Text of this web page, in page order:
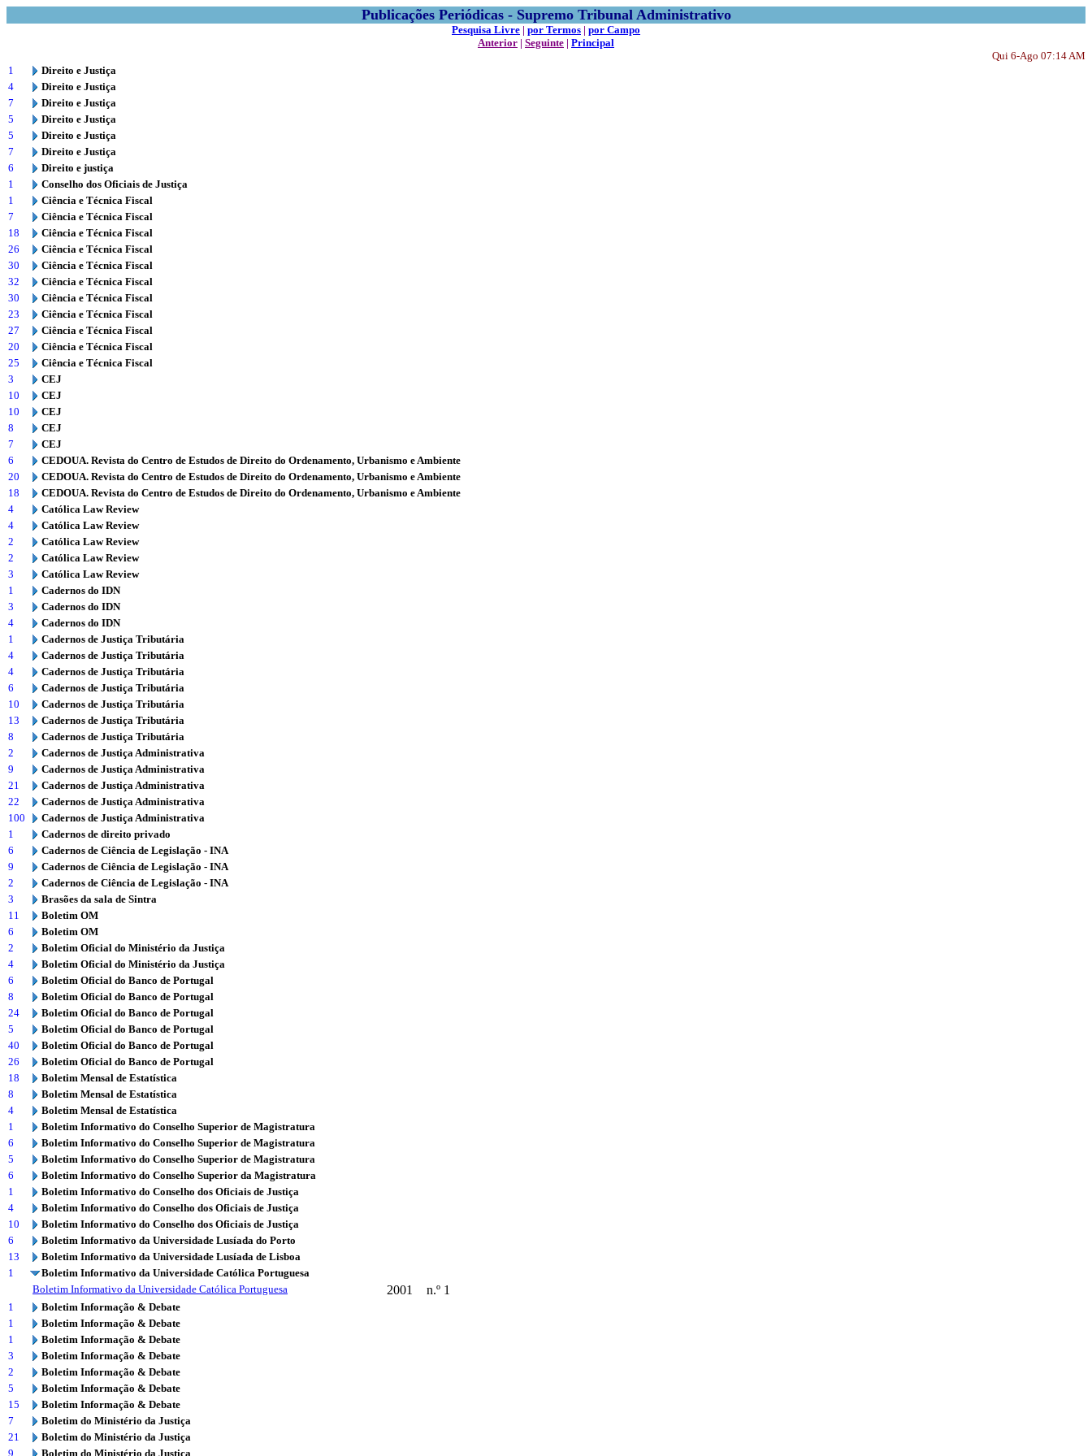
Publicações Periódicas - Supremo Tribunal Administrativo
Pesquisa Livre | por Termos | por Campo
Anterior | Seguinte | Principal
Qui 6-Ago 07:14 AM
1
Direito e Justiça
4
Direito e Justiça
7
Direito e Justiça
5
Direito e Justiça
5
Direito e Justiça
7
Direito e Justiça
6
Direito e justiça
1
Conselho dos Oficiais de Justiça
1
Ciência e Técnica Fiscal
7
Ciência e Técnica Fiscal
18
Ciência e Técnica Fiscal
26
Ciência e Técnica Fiscal
30
Ciência e Técnica Fiscal
32
Ciência e Técnica Fiscal
30
Ciência e Técnica Fiscal
23
Ciência e Técnica Fiscal
27
Ciência e Técnica Fiscal
20
Ciência e Técnica Fiscal
25
Ciência e Técnica Fiscal
3
CEJ
10
CEJ
10
CEJ
8
CEJ
7
CEJ
6
CEDOUA. Revista do Centro de Estudos de Direito do Ordenamento, Urbanismo e Ambiente
20
CEDOUA. Revista do Centro de Estudos de Direito do Ordenamento, Urbanismo e Ambiente
18
CEDOUA. Revista do Centro de Estudos de Direito do Ordenamento, Urbanismo e Ambiente
4
Católica Law Review
4
Católica Law Review
2
Católica Law Review
2
Católica Law Review
3
Católica Law Review
1
Cadernos do IDN
3
Cadernos do IDN
4
Cadernos do IDN
1
Cadernos de Justiça Tributária
4
Cadernos de Justiça Tributária
4
Cadernos de Justiça Tributária
6
Cadernos de Justiça Tributária
10
Cadernos de Justiça Tributária
13
Cadernos de Justiça Tributária
8
Cadernos de Justiça Tributária
2
Cadernos de Justiça Administrativa
9
Cadernos de Justiça Administrativa
21
Cadernos de Justiça Administrativa
22
Cadernos de Justiça Administrativa
100
Cadernos de Justiça Administrativa
1
Cadernos de direito privado
6
Cadernos de Ciência de Legislação - INA
9
Cadernos de Ciência de Legislação - INA
2
Cadernos de Ciência de Legislação - INA
3
Brasões da sala de Sintra
11
Boletim OM
6
Boletim OM
2
Boletim Oficial do Ministério da Justiça
4
Boletim Oficial do Ministério da Justiça
6
Boletim Oficial do Banco de Portugal
8
Boletim Oficial do Banco de Portugal
24
Boletim Oficial do Banco de Portugal
5
Boletim Oficial do Banco de Portugal
40
Boletim Oficial do Banco de Portugal
26
Boletim Oficial do Banco de Portugal
18
Boletim Mensal de Estatística
8
Boletim Mensal de Estatística
4
Boletim Mensal de Estatística
1
Boletim Informativo do Conselho Superior de Magistratura
6
Boletim Informativo do Conselho Superior de Magistratura
5
Boletim Informativo do Conselho Superior de Magistratura
6
Boletim Informativo do Conselho Superior da Magistratura
1
Boletim Informativo do Conselho dos Oficiais de Justiça
4
Boletim Informativo do Conselho dos Oficiais de Justiça
10
Boletim Informativo do Conselho dos Oficiais de Justiça
6
Boletim Informativo da Universidade Lusíada do Porto
13
Boletim Informativo da Universidade Lusíada de Lisboa
1
Boletim Informativo da Universidade Católica Portuguesa
Boletim Informativo da Universidade Católica Portuguesa
2001 n.º 1
1
Boletim Informação & Debate
1
Boletim Informação & Debate
1
Boletim Informação & Debate
3
Boletim Informação & Debate
2
Boletim Informação & Debate
5
Boletim Informação & Debate
15
Boletim Informação & Debate
7
Boletim do Ministério da Justiça
21
Boletim do Ministério da Justiça
9
Boletim do Ministério da Justiça